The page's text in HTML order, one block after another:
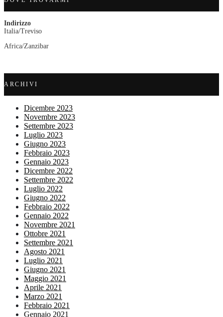
Indirizzo
Italia/Treviso
Africa/Zanzibar
ARCHIVI
Dicembre 2023
Novembre 2023
Settembre 2023
Luglio 2023
Giugno 2023
Febbraio 2023
Gennaio 2023
Dicembre 2022
Settembre 2022
Luglio 2022
Giugno 2022
Febbraio 2022
Gennaio 2022
Novembre 2021
Ottobre 2021
Settembre 2021
Agosto 2021
Luglio 2021
Giugno 2021
Maggio 2021
Aprile 2021
Marzo 2021
Febbraio 2021
Gennaio 2021